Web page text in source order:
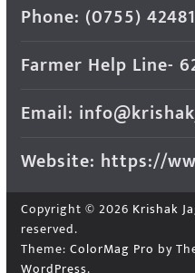
Phone: (0755)
Farmer Help Line-
Email:
Website: https://
Copyright © 2026 Krishak
reserved.
Theme: ColorMag Pro by
WordPress.